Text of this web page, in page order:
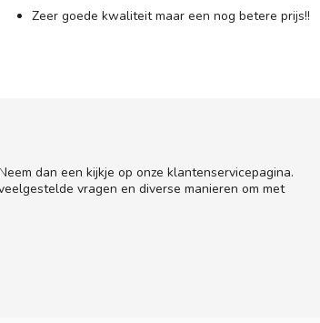
Zeer goede kwaliteit maar een nog betere prijs!!
dan een kijkje op onze klantenservicepagina.
vragen en diverse manieren om met